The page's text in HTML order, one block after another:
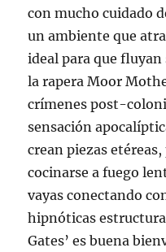
con mucho cuidado
un ambiente que
ideal para que fluyan
la rapera Moor
crímenes post-
sensación
crean piezas
cocinarse a fuego
vayas conectando
hipnóticas
Gates’ es buena